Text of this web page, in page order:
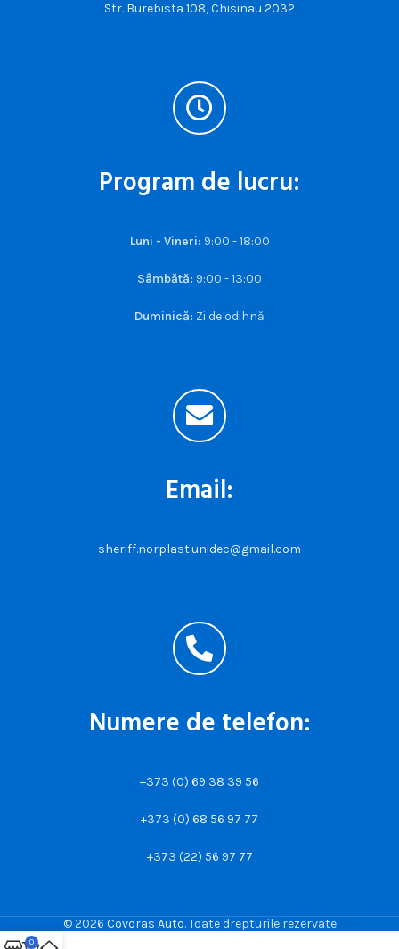
Str. Burebista 108, Chisinau 2032
Program de lucru:
Luni - Vineri: 9:00 - 18:00
Sâmbătă: 9:00 - 13:00
Duminică: Zi de odihnă
Email:
sheriff.norplast.unidec@gmail.com
Numere de telefon:
+373 (0) 69 38 39 56
+373 (0) 68 56 97 77
+373 (22) 56 97 77
© 2026 Covoras Auto. Toate drepturile rezervate
0